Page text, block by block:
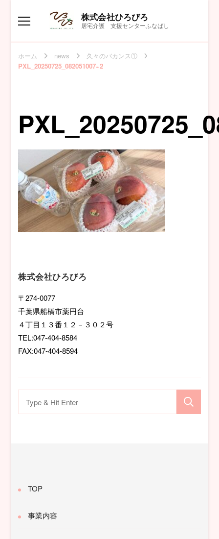
株式会社ひろびろ
居宅介護 支援センターふなばし
ホーム news
久々のバカンス①
PXL_20250725_082051007~2
株式会社ひろびろ
〒274-0077
千葉県船橋市薬円台
４丁目１３番１２－３０２号
TEL:047-404-8584
FAX:047-404-8594
TOP
事業内容